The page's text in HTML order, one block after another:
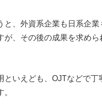
と、外資系企業も日系企業
が、その後の成果を求めら
といえども、OJTなどで丁